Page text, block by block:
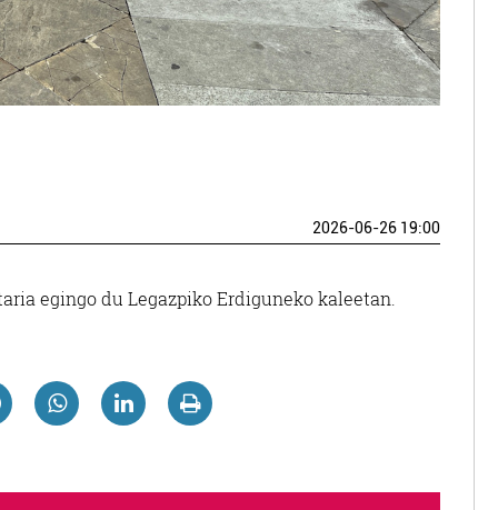
2026-06-26 19:00
egingo du Legazpiko Erdiguneko kaleetan.